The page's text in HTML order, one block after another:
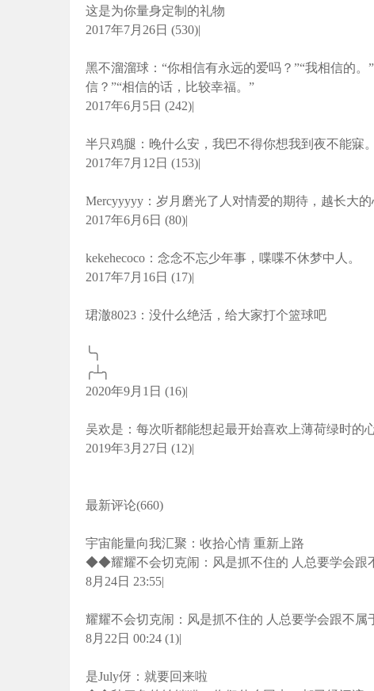
这是为你量身定制的礼物
2017年7月26日 (530)|
黑不溜溜球：“你相信有永远的爱吗？”“我相信的。
信？”“相信的话，比较幸福。”
2017年6月5日 (242)|
半只鸡腿：晚什么安，我巴不得你想我到夜不能寐。
2017年7月12日 (153)|
Mercyyyyy：岁月磨光了人对情爱的期待，越长大
2017年6月6日 (80)|
kekehecoco：念念不忘少年事，喋喋不休梦中人。
2017年7月16日 (17)|
珺澈8023：没什么绝活，给大家打个篮球吧
╰╮
╭┴╮
2020年9月1日 (16)|
吴欢是：每次听都能想起最开始喜欢上薄荷绿时的
2019年3月27日 (12)|
最新评论(660)
宇宙能量向我汇聚：收拾心情 重新上路
◆◆耀耀不会切克闹：风是抓不住的 人总要学会跟
8月24日 23:55|
耀耀不会切克闹：风是抓不住的 人总要学会跟不属
8月22日 00:24 (1)|
是July伢：就要回来啦